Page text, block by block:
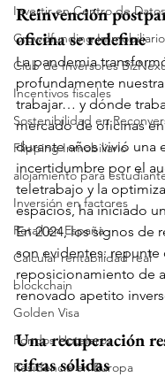
Invertir en Centro de Datos
Crowdfunding Immobiliario
Club de Inversores
Incentivos fiscales
Sostenibilidad en
Flipping Inmobiliario
alojamiento para
Inversión en factores
Retail en España
Calcular rentabilidad real
blockchain
Golden Visa
Fondos Hoteleros
Residencia en Europa
Reinvención
oficina se redefine
La pandemia
profundamente
trabajar… y dónde
mercado de oficinas
durante años vivió una
incertidumbre por el
teletrabajo y la
espacios, ha iniciado
En 2024, los signos de
son evidentes: repunte
reposicionamiento de
renovado apetito
Una recuperación
cifras sólidas